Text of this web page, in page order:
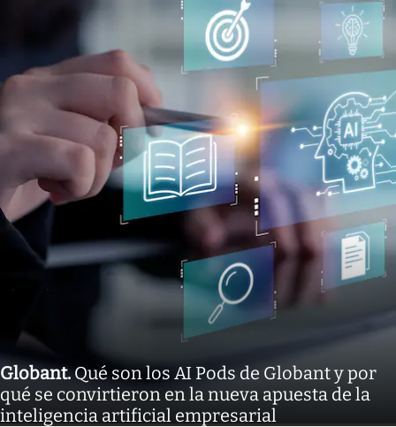
Globant.Qué son los AI Pods de Globant y por
qué se convirtieron en la nueva apuesta de la
inteligencia artificial empresarial